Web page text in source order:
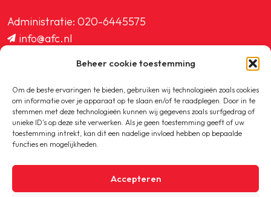
Beheer cookie toestemming
Om de beste ervaringen te bieden, gebruiken wij technologieën zoals cookies
om informatie over je apparaat op te slaan en/of te raadplegen. Door in te
stemmen met deze technologieën kunnen wij gegevens zoals surfgedrag of
unieke ID's op deze site verwerken. Als je geen toestemming geeft of uw
toestemming intrekt, kan dit een nadelige invloed hebben op bepaalde
functies en mogelijkheden.
Accepteren
Administratie: 020-6445575
info@afc.nl
ledenadministratie@afc.nl
Copyright © 2020-2026 AFC